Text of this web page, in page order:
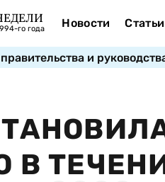
го года Новости Статьи
и
В